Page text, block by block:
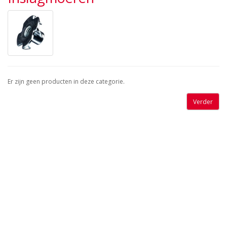
Er zijn geen producten in deze categorie.
Verder